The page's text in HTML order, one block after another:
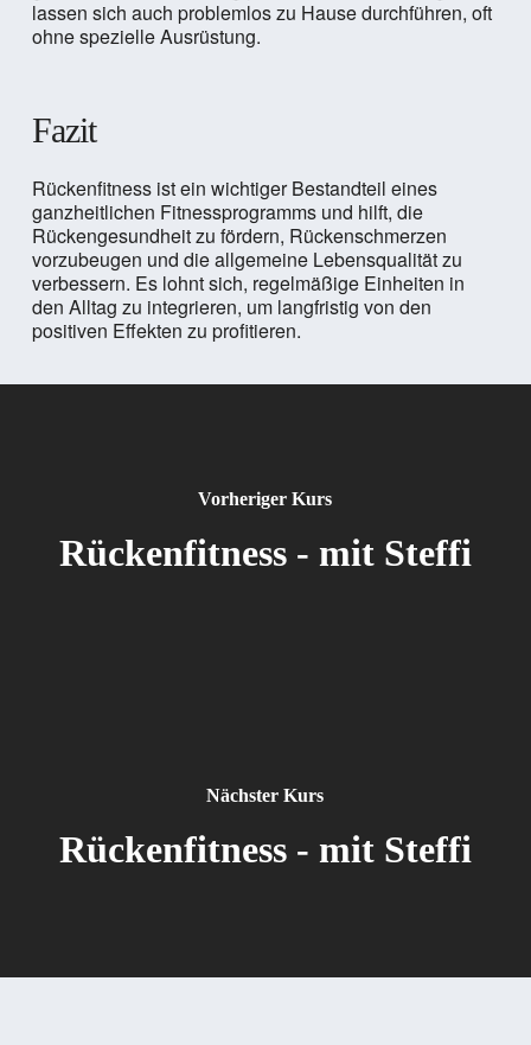
lassen sich auch problemlos zu Hause durchführen, oft
ohne spezielle Ausrüstung.
Fazit
Rückenfitness ist ein wichtiger Bestandteil eines
ganzheitlichen Fitnessprogramms und hilft, die
Rückengesundheit zu fördern, Rückenschmerzen
vorzubeugen und die allgemeine Lebensqualität zu
verbessern. Es lohnt sich, regelmäßige Einheiten in
den Alltag zu integrieren, um langfristig von den
positiven Effekten zu profitieren.
Vorheriger Kurs
Rückenfitness - mit Steffi
Nächster Kurs
Rückenfitness - mit Steffi